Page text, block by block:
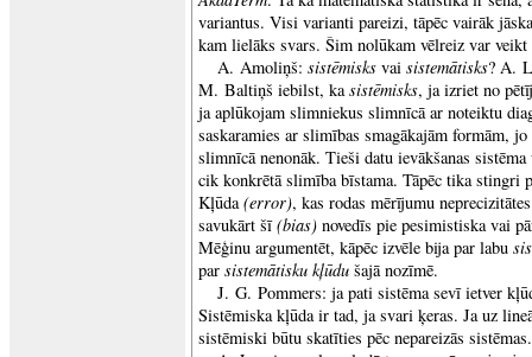
variantus. Visi varianti pareizi, tāpēc vairāk
kam lielāks svars. Šim nolūkam vēlreiz var
A. Amoliņš: sistēmisks vai sistemātisks? A.
M. Baltiņš iebilst, kasistēmisks, ja izriet no
ja aplūkojam slimniekus slimnīcā ar noteiktu
saskaramies ar slimības smagākajām formām,
slimnīcā nenonāk. Tieši datu ievākšanas
cik konkrētā slimība bīstama. Tāpēc tika stingri
Kļūda(error), kas rodas mērījumu
savukārt šī(bias) novedīs pie pesimistiska vai
Mēģinu argumentēt, kāpēc izvēle bija par labu
par sistemātisku kļūdu šajā nozīmē.
J. G. Pommers: ja pati sistēma sevī ietver
Sistēmiska kļūda ir tad, ja svari ķeras. Ja uz
sistēmiski būtu skatīties pēc nepareizās sistēmas.